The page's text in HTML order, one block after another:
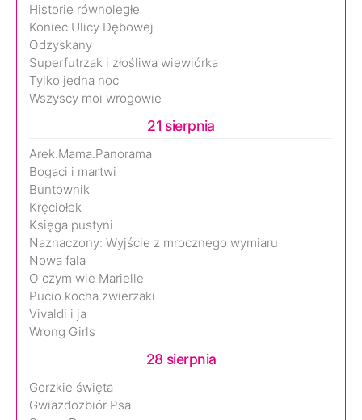
Historie równoległe
Koniec Ulicy Dębowej
Odzyskany
Superfutrzak i złośliwa wiewiórka
Tylko jedna noc
Wszyscy moi wrogowie
21 sierpnia
Arek.Mama.Panorama
Bogaci i martwi
Buntownik
Kręciołek
Księga pustyni
Naznaczony: Wyjście z mrocznego wymiaru
Nowa fala
O czym wie Marielle
Pucio kocha zwierzaki
Vivaldi i ja
Wrong Girls
28 sierpnia
Gorzkie święta
Gwiazdozbiór Psa